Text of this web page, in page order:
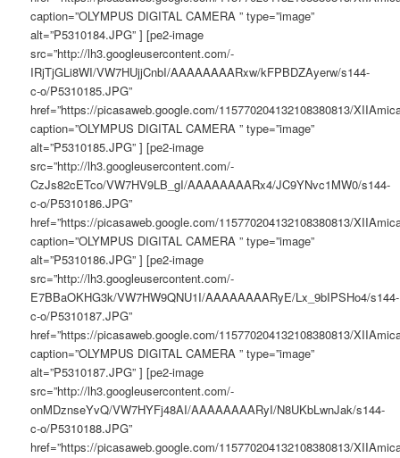
caption=”OLYMPUS DIGITAL CAMERA ” type=”image”
alt=”P5310184.JPG” ] [pe2-image
src=”http://lh3.googleusercontent.com/-
IRjTjGLi8WI/VW7HUjjCnbI/AAAAAAAARxw/kFPBDZAyerw/s144-
c-o/P5310185.JPG”
href=”https://picasaweb.google.com/115770204132108380813/
caption=”OLYMPUS DIGITAL CAMERA ” type=”image”
alt=”P5310185.JPG” ] [pe2-image
src=”http://lh3.googleusercontent.com/-
CzJs82cETco/VW7HV9LB_gI/AAAAAAAARx4/JC9YNvc1MW0/s144-
c-o/P5310186.JPG”
href=”https://picasaweb.google.com/115770204132108380813/
caption=”OLYMPUS DIGITAL CAMERA ” type=”image”
alt=”P5310186.JPG” ] [pe2-image
src=”http://lh3.googleusercontent.com/-
E7BBaOKHG3k/VW7HW9QNU1I/AAAAAAAARyE/Lx_9bIPSHo4/s144-
c-o/P5310187.JPG”
href=”https://picasaweb.google.com/115770204132108380813/
caption=”OLYMPUS DIGITAL CAMERA ” type=”image”
alt=”P5310187.JPG” ] [pe2-image
src=”http://lh3.googleusercontent.com/-
onMDznseYvQ/VW7HYFj48AI/AAAAAAAARyI/N8UKbLwnJak/s144-
c-o/P5310188.JPG”
href=”https://picasaweb.google.com/115770204132108380813/